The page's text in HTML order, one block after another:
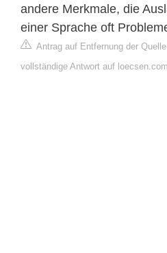
andere Merkmale, die
einer Sprache oft
Antrag auf Entfernung der Quelle
vollständige Antwort auf